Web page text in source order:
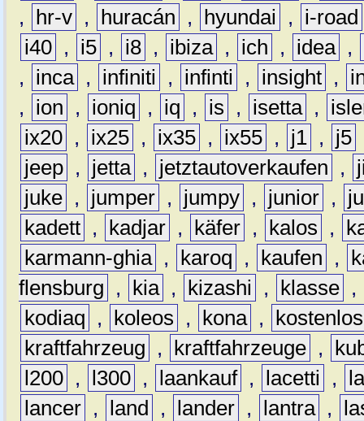
,
hr-v , huracán , hyundai ,
i-road
i40 , i5 , i8 , ibiza , ich , idea ,
,
inca , infiniti , infinti , insight ,
,
ion , ioniq , iq , is , isetta ,
ix20 , ix25 , ix35 , ix55 , j1 , j5
jeep , jetta , jetztautoverkaufen ,
juke , jumper , jumpy , junior ,
kadett , kadjar , käfer , kalos ,
karmann-ghia , karoq , kaufen ,
flensburg
, kia , kizashi , klasse ,
kodiaq
, koleos , kona ,
kostenlos
kraftfahrzeug
, kraftfahrzeuge ,
l200 , l300 , laankauf , lacetti ,
lancer , land , lander , lantra ,